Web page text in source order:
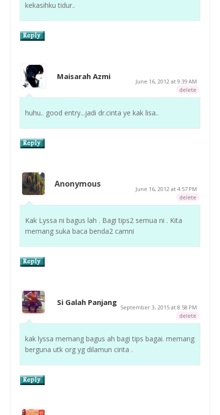
kekasihku tidur..
Maisarah Azmi
June 16, 2012 at 9:39 AM
delete
huhu.. good entry...jadi dr.cinta ye kak lisa..
Anonymous
June 16, 2012 at 4:57 PM
delete
Kak Lyssa ni bagus lah . Bagi tips2 semua ni . Kita
memang suka baca benda2 camni
Si Galah Panjang
September 3, 2015 at 8:58 PM
delete
kak lyssa memang bagus ah bagi tips bagai. memang
berguna utk org yg dilamun cinta .